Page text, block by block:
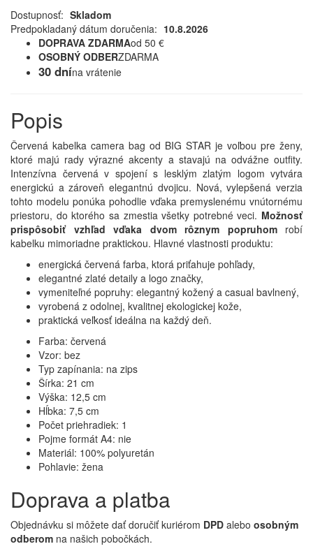
Dostupnosť: Skladom
Predpokladaný dátum doručenia: 10.8.2026
DOPRAVA ZDARMAod 50 €
OSOBNÝ ODBERZDARMA
30 dnína vrátenie
Popis
Červená kabelka camera bag od BIG STAR je voľbou pre ženy,
ktoré majú rady výrazné akcenty a stavajú na odvážne outfity.
Intenzívna červená v spojení s lesklým zlatým logom vytvára
energickú a zároveň elegantnú dvojicu. Nová, vylepšená verzia
tohto modelu ponúka pohodlie vďaka premyslenému vnútornému
priestoru, do ktorého sa zmestia všetky potrebné veci. Možnosť
prispôsobiť vzhľad vďaka dvom rôznym popruhomrobí
kabelku mimoriadne praktickou. Hlavné vlastnosti produktu:
energická červená farba, ktorá priťahuje pohľady,
elegantné zlaté detaily a logo značky,
vymeniteľné popruhy: elegantný kožený a casual bavlnený,
vyrobená z odolnej, kvalitnej ekologickej kože,
praktická veľkosť ideálna na každý deň.
Farba: červená
Vzor: bez
Typ zapínania: na zips
Šírka: 21 cm
Výška: 12,5 cm
Hĺbka: 7,5 cm
Počet priehradiek: 1
Pojme formát A4: nie
Materiál: 100% polyuretán
Pohlavie: žena
Doprava a platba
Objednávku si môžete dať doručiť kuriérom DPD alebo osobným
odberom na našich pobočkách.